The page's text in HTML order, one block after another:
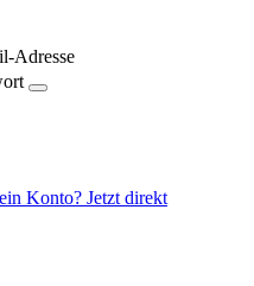
Adresse
Konto? Jetzt direkt